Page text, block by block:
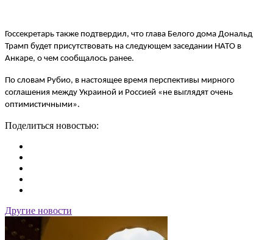
Госсекретарь также подтвердил, что глава Белого дома Дональд
Трамп будет присутствовать на следующем заседании НАТО в
Анкаре, о чем сообщалось ранее.
По словам Рубио, в настоящее время перспективы мирного
соглашения между Украиной и Россией «не выглядят очень
оптимистичными».
Поделиться новостью:
Другие новости